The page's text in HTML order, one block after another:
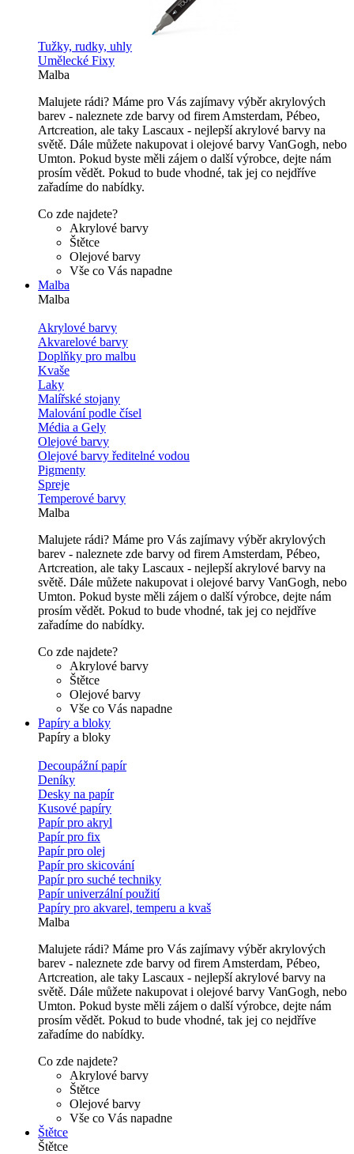
Tužky, rudky, uhly
Umělecké Fixy
Malba
Malujete rádi? Máme pro Vás zajímavy výběr akrylových
barev - naleznete zde barvy od firem Amsterdam, Pébeo,
Artcreation, ale taky Lascaux - nejlepší akrylové barvy na
světě. Dále můžete nakupovat i olejové barvy VanGogh, nebo
Umton. Pokud byste měli zájem o další výrobce, dejte nám
prosím vědět. Pokud to bude vhodné, tak jej co nejdříve
zařadíme do nabídky.
Co zde najdete?
Akrylové barvy
Štětce
Olejové barvy
Vše co Vás napadne
Malba
Malba
Akrylové barvy
Akvarelové barvy
Doplňky pro malbu
Kvaše
Laky
Malířské stojany
Malování podle čísel
Média a Gely
Olejové barvy
Olejové barvy ředitelné vodou
Pigmenty
Spreje
Temperové barvy
Malba
Malujete rádi? Máme pro Vás zajímavy výběr akrylových
barev - naleznete zde barvy od firem Amsterdam, Pébeo,
Artcreation, ale taky Lascaux - nejlepší akrylové barvy na
světě. Dále můžete nakupovat i olejové barvy VanGogh, nebo
Umton. Pokud byste měli zájem o další výrobce, dejte nám
prosím vědět. Pokud to bude vhodné, tak jej co nejdříve
zařadíme do nabídky.
Co zde najdete?
Akrylové barvy
Štětce
Olejové barvy
Vše co Vás napadne
Papíry a bloky
Papíry a bloky
Decoupážní papír
Deníky
Desky na papír
Kusové papíry
Papír pro akryl
Papír pro fix
Papír pro olej
Papír pro skicování
Papír pro suché techniky
Papír univerzální použití
Papíry pro akvarel, temperu a kvaš
Malba
Malujete rádi? Máme pro Vás zajímavy výběr akrylových
barev - naleznete zde barvy od firem Amsterdam, Pébeo,
Artcreation, ale taky Lascaux - nejlepší akrylové barvy na
světě. Dále můžete nakupovat i olejové barvy VanGogh, nebo
Umton. Pokud byste měli zájem o další výrobce, dejte nám
prosím vědět. Pokud to bude vhodné, tak jej co nejdříve
zařadíme do nabídky.
Co zde najdete?
Akrylové barvy
Štětce
Olejové barvy
Vše co Vás napadne
Štětce
Štětce